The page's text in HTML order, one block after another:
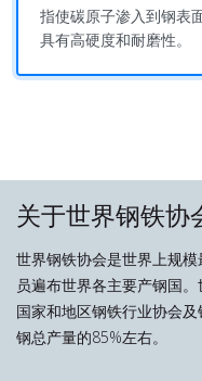
指使碳原子渗入到钢表
具有高硬度和耐磨性。
关于世界钢铁协
世界钢铁协会是世界上规
员遍布世界各主要产钢国
国家和地区钢铁行业协会
钢总产量的85%左右。